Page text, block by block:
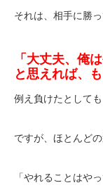
それは、相手に勝
「大丈夫、俺
と思えれば、
例え負けたとして
ですが、ほとんど
「やれることはや